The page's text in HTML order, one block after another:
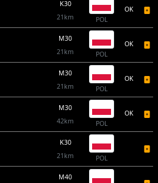
K30
21km
POL
OK
M30
21km
POL
OK
M30
21km
POL
OK
M30
42km
POL
OK
K30
21km
POL
M40